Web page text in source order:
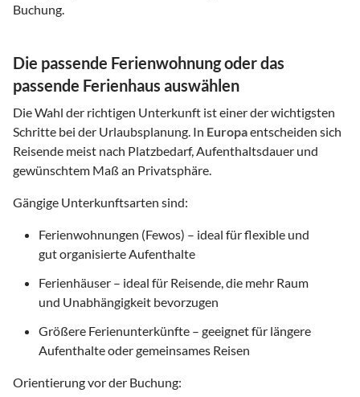
Buchung.
Die passende Ferienwohnung oder das
passende Ferienhaus auswählen
Die Wahl der richtigen Unterkunft ist einer der wichtigsten
Schritte bei der Urlaubsplanung. In Europaentscheiden sich
Reisende meist nach Platzbedarf, Aufenthaltsdauer und
gewünschtem Maß an Privatsphäre.
Gängige Unterkunftsarten sind:
Ferienwohnungen (Fewos) – ideal für flexible und
gut organisierte Aufenthalte
Ferienhäuser – ideal für Reisende, die mehr Raum
und Unabhängigkeit bevorzugen
Größere Ferienunterkünfte – geeignet für längere
Aufenthalte oder gemeinsames Reisen
Orientierung vor der Buchung: